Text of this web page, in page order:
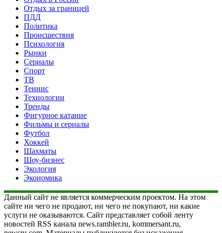
Отдых за границей
ПДД
Политика
Происшествия
Психология
Рынки
Сериалы
Спорт
ТВ
Теннис
Технологии
Тренды
Фигурное катание
Фильмы и сериалы
Футбол
Хоккей
Шахматы
Шоу-бизнес
Экология
Экономика
Данный сайт не является коммерческим проектом. На этом
сайте ни чего не продают, ни чего не покупают, ни какие
услуги не оказываются. Сайт представляет собой ленту
новостей RSS канала news.rambler.ru, kommersant.ru,